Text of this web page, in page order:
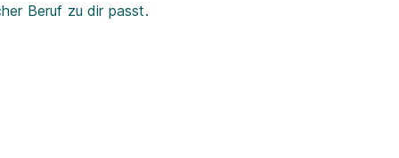
Beruf zu dir passt.